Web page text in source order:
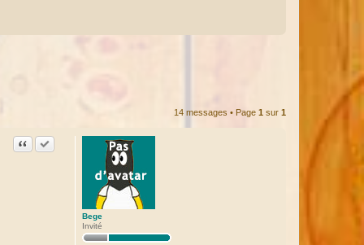
14 messages • Page 1 sur 1
Bege
Invité
CitationAccepter cette réponse